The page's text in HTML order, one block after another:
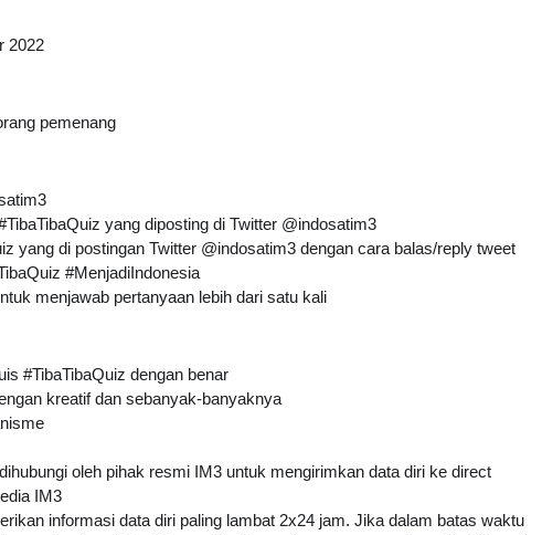
2022
pemenang
yang diposting di Twitter @indosatim3
yang di postingan Twitter @indosatim3 dengan cara balas/reply tweet
#MenjadiIndonesia
menjawab pertanyaan lebih dari satu kali
#TibaTibaQuiz dengan benar
kreatif dan sebanyak-banyaknya
oleh pihak resmi IM3 untuk mengirimkan data diri ke direct
IM3
informasi data diri paling lambat 2x24 jam. Jika dalam batas waktu